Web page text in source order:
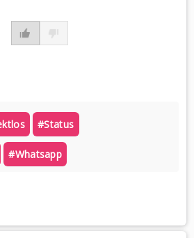
#status
#whatsapp